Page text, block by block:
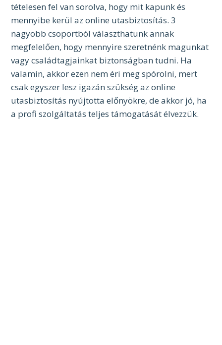
tételesen fel van sorolva, hogy mit kapunk és
mennyibe kerül az online utasbiztosítás. 3
nagyobb csoportból választhatunk annak
megfelelően, hogy mennyire szeretnénk magunkat
vagy családtagjainkat biztonságban tudni. Ha
valamin, akkor ezen nem éri meg spórolni, mert
csak egyszer lesz igazán szükség az online
utasbiztosítás nyújtotta előnyökre, de akkor jó, ha
a profi szolgáltatás teljes támogatását élvezzük.